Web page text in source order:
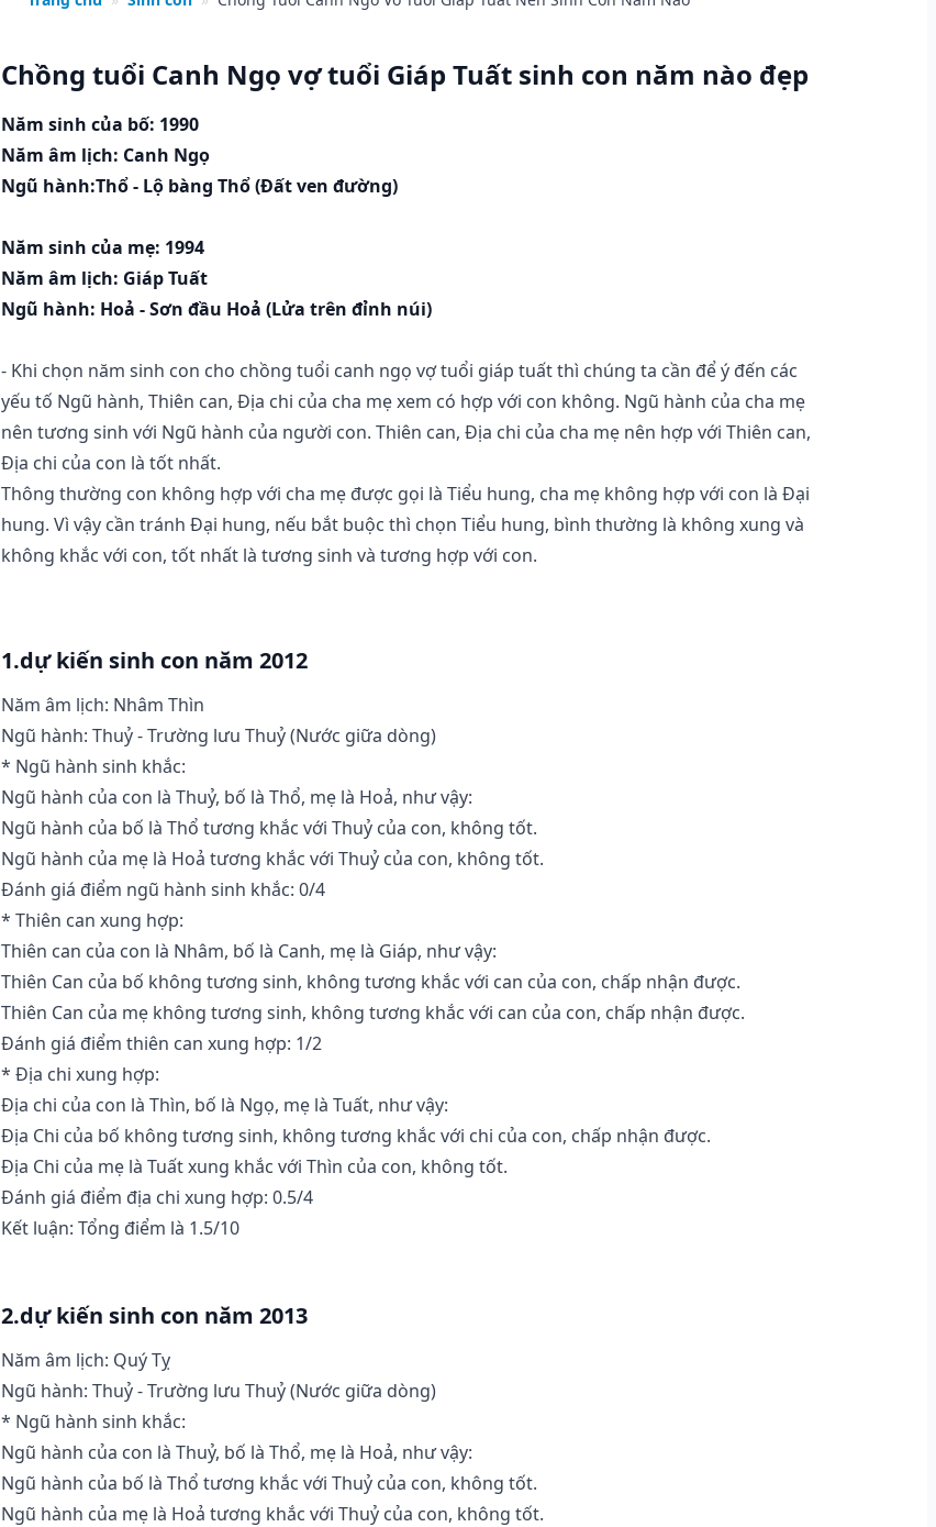
Chồng tuổi Canh Ngọ vợ tuổi Giáp Tuất sinh con năm nào đẹp
Năm sinh của bố: 1990
Năm âm lịch: Canh Ngọ
Ngũ hành:Thổ - Lộ bàng Thổ (Ðất ven đường)
Năm sinh của mẹ: 1994
Năm âm lịch: Giáp Tuất
Ngũ hành: Hoả - Sơn đầu Hoả (Lửa trên đỉnh núi)
- Khi chọn năm sinh con cho chồng tuổi canh ngọ vợ tuổi giáp tuất thì chúng ta cần để ý đến các
yếu tố Ngũ hành, Thiên can, Địa chi của cha mẹ xem có hợp với con không. Ngũ hành của cha mẹ
nên tương sinh với Ngũ hành của người con. Thiên can, Địa chi của cha mẹ nên hợp với Thiên can,
Địa chi của con là tốt nhất.
Thông thường con không hợp với cha mẹ được gọi là Tiểu hung, cha mẹ không hợp với con là Đại
hung. Vì vậy cần tránh Đại hung, nếu bắt buộc thì chọn Tiểu hung, bình thường là không xung và
không khắc với con, tốt nhất là tương sinh và tương hợp với con.
1.dự kiến sinh con năm 2012
Năm âm lịch: Nhâm Thìn
Ngũ hành: Thuỷ - Trường lưu Thuỷ (Nước giữa dòng)
* Ngũ hành sinh khắc:
Ngũ hành của con là Thuỷ, bố là Thổ, mẹ là Hoả, như vậy:
Ngũ hành của bố là Thổ tương khắc với Thuỷ của con, không tốt.
Ngũ hành của mẹ là Hoả tương khắc với Thuỷ của con, không tốt.
Đánh giá điểm ngũ hành sinh khắc: 0/4
* Thiên can xung hợp:
Thiên can của con là Nhâm, bố là Canh, mẹ là Giáp, như vậy:
Thiên Can của bố không tương sinh, không tương khắc với can của con, chấp nhận được.
Thiên Can của mẹ không tương sinh, không tương khắc với can của con, chấp nhận được.
Đánh giá điểm thiên can xung hợp: 1/2
* Địa chi xung hợp:
Địa chi của con là Thìn, bố là Ngọ, mẹ là Tuất, như vậy:
Địa Chi của bố không tương sinh, không tương khắc với chi của con, chấp nhận được.
Địa Chi của mẹ là Tuất xung khắc với Thìn của con, không tốt.
Đánh giá điểm địa chi xung hợp: 0.5/4
Kết luận: Tổng điểm là 1.5/10
2.dự kiến sinh con năm 2013
Năm âm lịch: Quý Tỵ
Ngũ hành: Thuỷ - Trường lưu Thuỷ (Nước giữa dòng)
* Ngũ hành sinh khắc:
Ngũ hành của con là Thuỷ, bố là Thổ, mẹ là Hoả, như vậy:
Ngũ hành của bố là Thổ tương khắc với Thuỷ của con, không tốt.
Ngũ hành của mẹ là Hoả tương khắc với Thuỷ của con, không tốt.